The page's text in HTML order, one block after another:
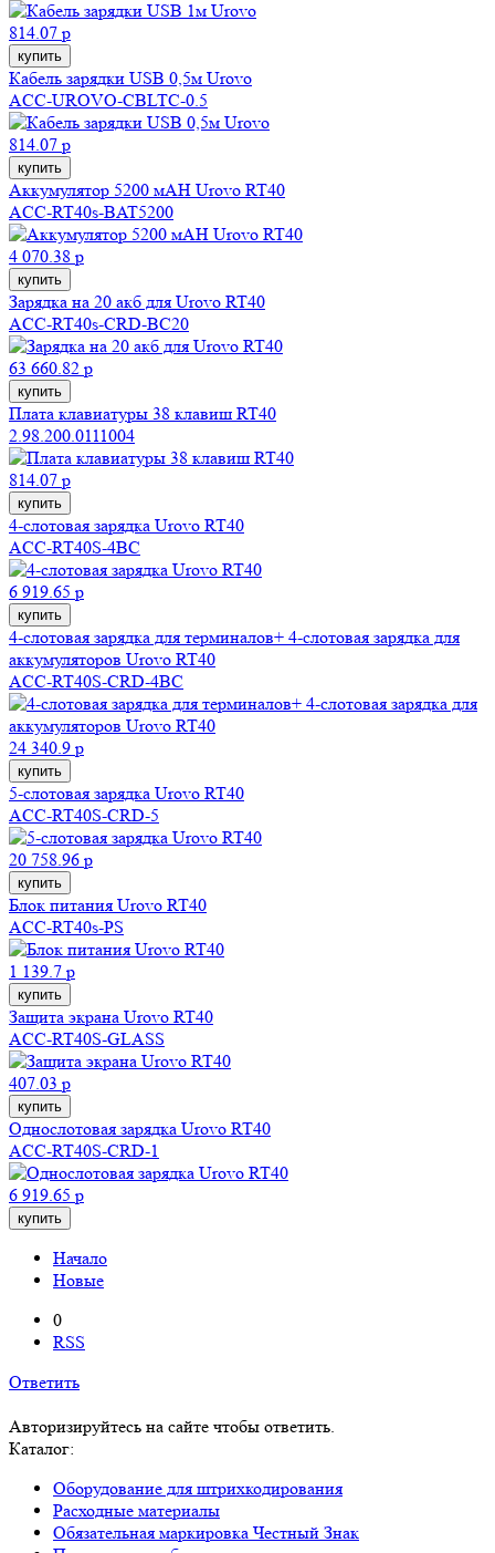
814.07 р
купить
Кабель зарядки USB 0,5м Urovo
ACC-UROVO-CBLTC-0.5
814.07 р
купить
Аккумулятор 5200 мAH Urovo RT40
ACC-RT40s-BAT5200
4 070.38 р
купить
Зарядка на 20 акб для Urovo RT40
ACC-RT40s-CRD-BC20
63 660.82 р
купить
Плата клавиатуры 38 клавиш RT40
2.98.200.0111004
814.07 р
купить
4-слотовая зарядка Urovo RT40
ACC-RT40S-4BC
6 919.65 р
купить
4-слотовая зарядка для терминалов+ 4-слотовая зарядка для
аккумуляторов Urovo RT40
ACC-RT40S-CRD-4BC
24 340.9 р
купить
5-слотовая зарядка Urovo RT40
ACC-RT40S-CRD-5
20 758.96 р
купить
Блок питания Urovo RT40
ACC-RT40s-PS
1 139.7 р
купить
Защита экрана Urovo RT40
ACC-RT40S-GLASS
407.03 р
купить
Однослотовая зарядка Urovo RT40
ACC-RT40S-CRD-1
6 919.65 р
купить
Начало
Новые
0
RSS
Ответить
Авторизируйтесь на сайте чтобы ответить.
Каталог:
Оборудование для штрихкодирования
Расходные материалы
Обязательная маркировка Честный Знак